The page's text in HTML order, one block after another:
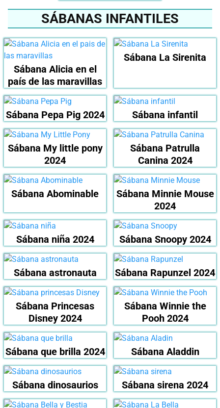
SÁBANAS INFANTILES
Sábana Alicia en el
país de las maravillas
Sábana La Sirenita
Sábana Pepa Pig 2024 Sábana infantil
Sábana My little pony
2024
Sábana Patrulla
Canina 2024
Sábana Abominable
Sábana Minnie Mouse
2024
Sábana niña 2024 Sábana Snoopy 2024
Sábana astronauta Sábana Rapunzel 2024
Sábana Princesas
Disney 2024
Sábana Winnie the
Pooh 2024
Sábana que brilla 2024 Sábana Aladdin
Sábana dinosaurios Sábana sirena 2024